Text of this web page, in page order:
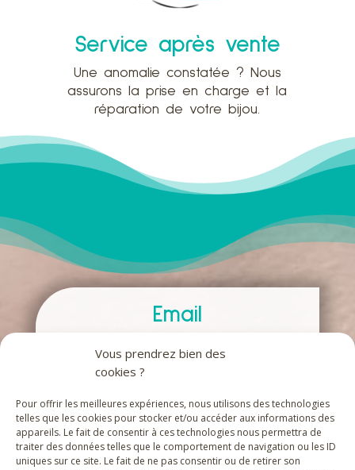
Vous prendrez bien des
cookies ?
Pour offrir les meilleures expériences, nous utilisons des technologies
telles que les cookies pour stocker et/ou accéder aux informations des
appareils. Le fait de consentir à ces technologies nous permettra de
traiter des données telles que le comportement de navigation ou les ID
uniques sur ce site. Le fait de ne pas consentir ou de retirer son
Service après vente
Une anomalie constatée ? Nous
assurons la prise en charge et la
réparation de votre bijou.
Email
Horaires SAV
Du lundi au vendredi
9h – 18h